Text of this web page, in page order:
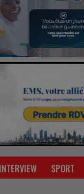
INTERVIEW SPORT